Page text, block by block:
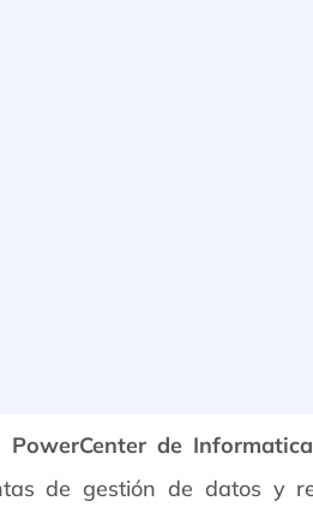
de Informatica
de gestión de datos y